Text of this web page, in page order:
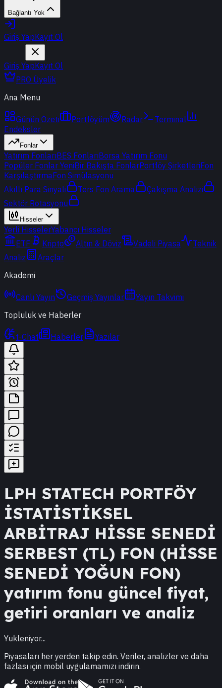
Bağlantı Yok
Giriş YapKayıt Ol
Giriş YapKayıt Ol
PRO Üyelik
Ana Menu
Günün Özeti Portföyüm Radar
Terminal
Endeksler
Fonlar
Yatırım FonlarıBES FonlarıBorsa Yatırım Fonu
Popüler Fonlar YeniBir Bakışta FonlarPortföy ŞirketleriFon
KarşılaştırmaFon Simülasyonu
Akıllı Para Sinyali
Ters Fon Arama
Çakışma Analizi
Sektör Rotasyonu
Hisseler
Yerli HisselerYabancı Hisseler
ETF
Kripto Altın & Döviz Vadeli Piyasa
Teknik
Analiz
Araçlar
Akademi
Canlı Yayın Geçmiş Yayınlar
Yayın Takvimi
Topluluk ve Haberler
t-Chat Haberler Yazılar
LPH STATECH PORTFÖY
İSTATİSTİKSEL
ARBİTRAJ HİSSE SENEDİ
SERBEST (TL) FON (HİSSE
SENEDİ YOĞUN FON)
yatırım fonu güncel fiyat,
getiri oranları ve analiz
Yukleniyor...
Piyasaları her yerden takip edin. Veriler, analizler ve daha
fazlası için mobil uygulamamızı indirin.